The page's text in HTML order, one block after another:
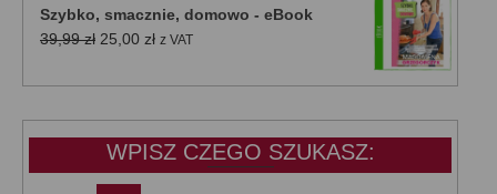
39,99 zł.25,00 zł.
Szybko, smacznie, domowo - eBook
39,99zł Pierwotna
wynosiła:
25,00 złAktualna
wynosi:
z VAT
WPISZ CZEGO SZUKASZ: